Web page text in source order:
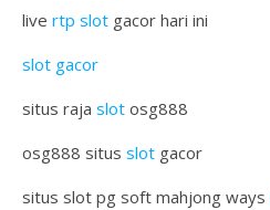
live rtp slot gacor hari ini
slot gacor
situs raja slot osg888
osg888 situs slot gacor
situs slot pg soft mahjong ways